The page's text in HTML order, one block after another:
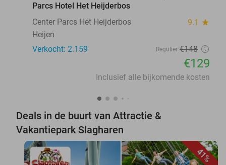
Parcs Hotel Het Heijderbos
Center Parcs Het Heijderbos
9.1 star
Heijen
Verkocht: 2.159
Regulier €148
€129
Inclusief alle bijkomende kosten
Deals in de buurt van Attractie &
Vakantiepark Slagharen
41%